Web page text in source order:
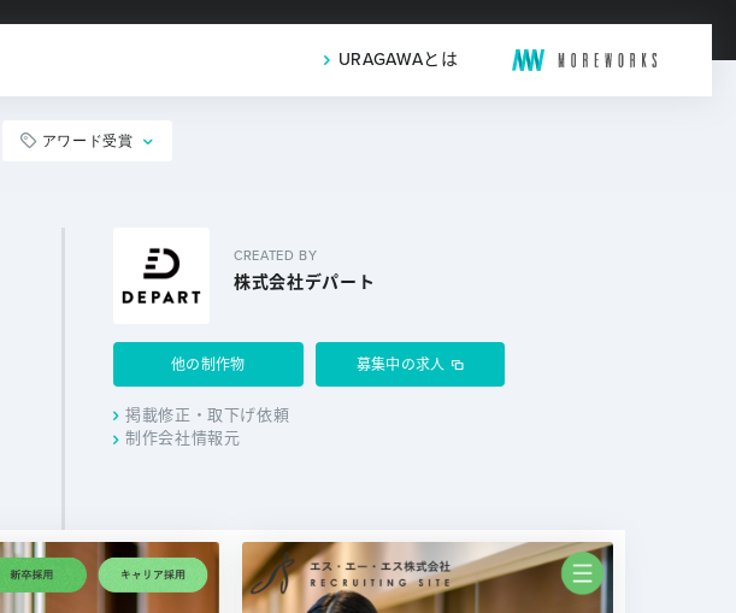
URAGAWAとは
アワード受賞
CREATED BY
株式会社デパート
他の制作物 募集中の求人
掲載修正・取下げ依頼
制作会社情報元